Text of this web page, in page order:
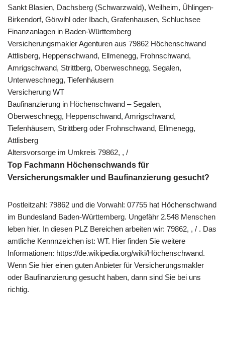
Sankt Blasien, Dachsberg (Schwarzwald), Weilheim, Ühlingen-
Birkendorf, Görwihl oder Ibach, Grafenhausen, Schluchsee
Finanzanlagen in Baden-Württemberg
Versicherungsmakler Agenturen aus 79862 Höchenschwand
Attlisberg, Heppenschwand, Ellmenegg, Frohnschwand,
Amrigschwand, Strittberg, Oberweschnegg, Segalen,
Unterweschnegg, Tiefenhäusern
Versicherung WT
Baufinanzierung in Höchenschwand – Segalen,
Oberweschnegg, Heppenschwand, Amrigschwand,
Tiefenhäusern, Strittberg oder Frohnschwand, Ellmenegg,
Attlisberg
Altersvorsorge im Umkreis 79862, , /
Top Fachmann Höchenschwands für
Versicherungsmakler und Baufinanzierung gesucht?
Postleitzahl: 79862 und die Vorwahl: 07755 hat Höchenschwand
im Bundesland Baden-Württemberg. Ungefähr 2.548 Menschen
leben hier. In diesen PLZ Bereichen arbeiten wir: 79862, , / . Das
amtliche Kennnzeichen ist: WT. Hier finden Sie weitere
Informationen: https://de.wikipedia.org/wiki/Höchenschwand.
Wenn Sie hier einen guten Anbieter für Versicherungsmakler
oder Baufinanzierung gesucht haben, dann sind Sie bei uns
richtig.